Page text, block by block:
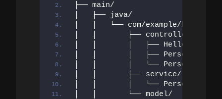
├── main/
│   ├── java/
│   │   └── com/example/
│   │       ├── controller/
│   │       │   ├──
│   │       │   ├──
│   │       │   └──
│   │       ├── service/
│   │       │   └──
│   │       └── model/